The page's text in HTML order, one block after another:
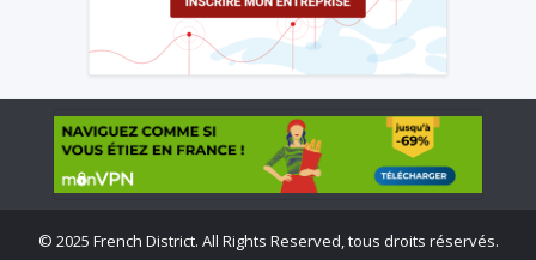
© 2025 French District. All Rights Reserved, tous droits réservés.